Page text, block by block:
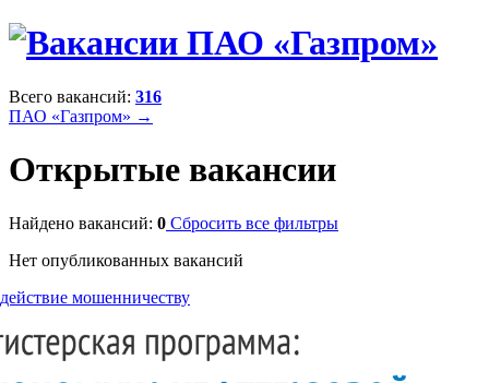
Всего вакансий: 316
ПАО «Газпром» →
Открытые вакансии
Найдено вакансий: 0 Сбросить все фильтры
Нет опубликованных вакансий
мошенничеству